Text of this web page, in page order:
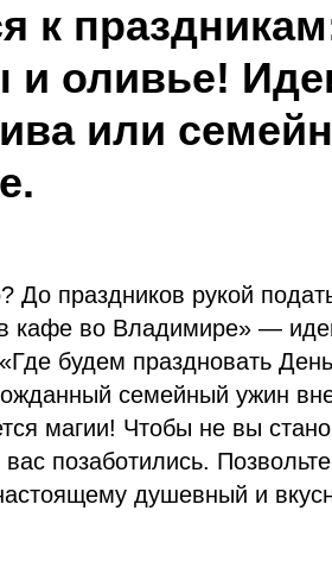
к
и оливье!
или
До праздников рукой
в кафе во Владимире» —
будем праздновать
семейный ужин
магии! Чтобы не вы
позаботились.
душевный и